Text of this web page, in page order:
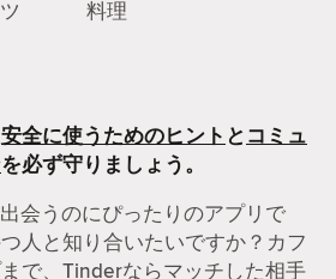
料理
安全に使うためのヒント と コミュ
を必ず守りましょう。
会うのにぴったりのアプリで
人と知り合いたいですか？カフ
で、Tinderならマッチした相手